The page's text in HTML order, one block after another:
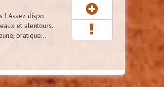
! Assez dispo
et alentours.
pratique...